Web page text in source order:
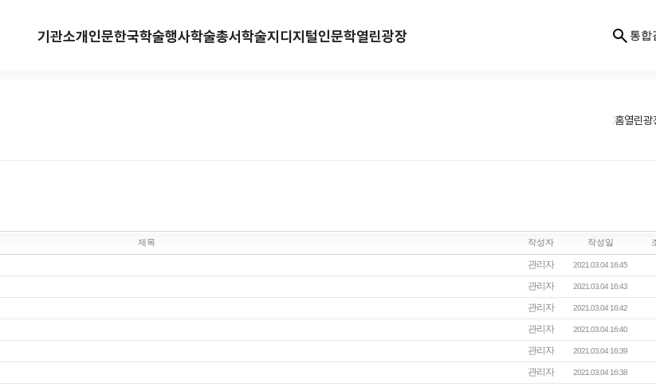
기관소개인문한국학술행사학술총서학술지디지털인문학열린광장 통합
홈열린광
제목 작성자 작성일
관리자 2021.03.04 16:45
관리자 2021.03.04 16:43
관리자 2021.03.04 16:42
관리자 2021.03.04 16:40
관리자 2021.03.04 16:39
관리자 2021.03.04 16:38